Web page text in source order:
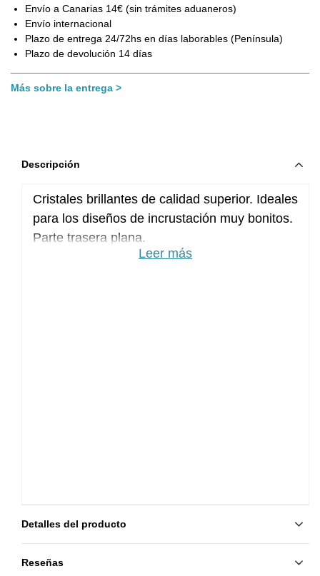
Envío a Canarias 14€ (sin trámites aduaneros)
Envío internacional
Plazo de entrega 24/72hs en días laborables (Península)
Plazo de devolución 14 días
Más sobre la entrega
Descripción
Cristales brillantes de calidad superior. Ideales
para los diseños de incrustación muy bonitos.
Parte trasera plana.
Leer más
Detalles del producto
Reseñas